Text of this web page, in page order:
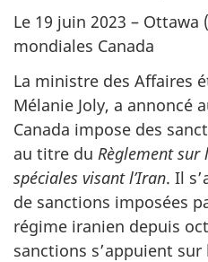
Le 19 juin 2023 – Ottawa
mondiales Canada
La ministre des Affaires
Mélanie Joly, a annoncé
Canada impose des
au titre du Règlement sur
spéciales visant l’Iran. Il
de sanctions imposées
régime iranien depuis
sanctions s’appuient